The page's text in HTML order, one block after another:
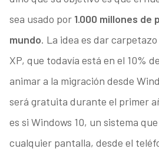
sea usado por1.000 millones de
mundo. La idea es dar
XP, que todavía está en el 10%
animar a la migración desde
será gratuita durante el primer
es si Windows 10, un sistema
cualquier pantalla, desde el